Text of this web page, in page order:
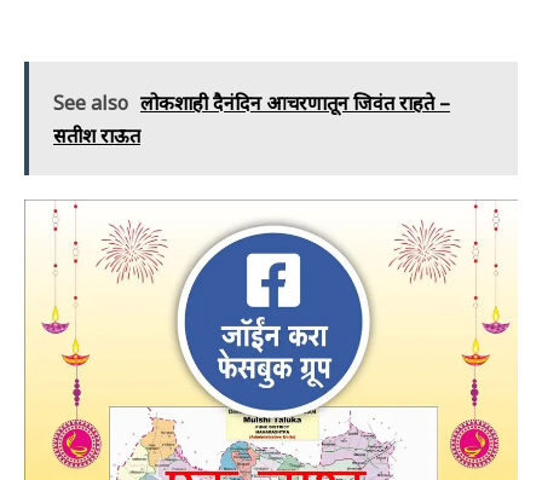
See also लोकशाही दैनंदिन आचरणातून जिवंत राहते –
सतीश राऊत